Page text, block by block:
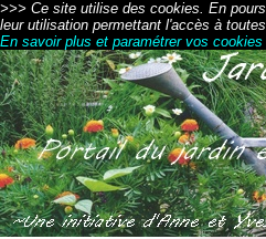
>>> Ce site utilise des cookies. En
leur utilisation permettant l'accès à
En savoir plus et paramétrer vos cookies